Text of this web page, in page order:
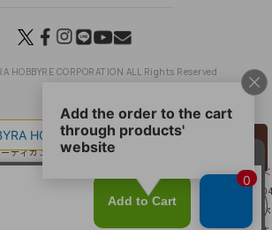
HOBBYRE CORPORATION ALL Rights Reserved
ディガン＜ペールキャット04GR＞（編み物 材料セット）
カーディガン
カーディガン＜ペールキャット
カーディガン＜